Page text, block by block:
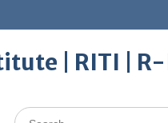
| RITI |
Search